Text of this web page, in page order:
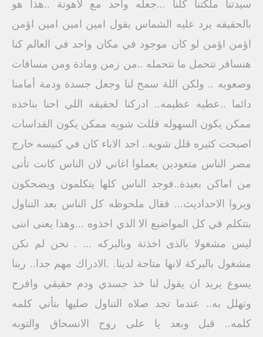
سيدتنا ملكتنا كلنا ...جعله واحد مع لاهوتة ..هذا هو
بالحقيقه يرد عليه الشماس يقول امين امين امين اؤمن
اؤمن اؤمن لو كان موجود في مكان واحد في العالم كنا
هنسافر نتحمل ما نتحمله ..من زمن ومادة ومن مسافات
وصعوبه .. ولكن اللة سمح لنا وجعل جسدة ودمة أمامنا
دائما ..عطيه عظيمه.. ادركنا لحقيقه اللي احنا بناخذه
ممكن يكون السهوله قللت شويه ممكن يكون القداسات
اصبحت كثيره قلل شويه.. احد الاباء كان في كنيسه خارج
مصر الناس متعودين يعملوا اغاني لان الناس كانت تأتى
من اماكن بعيدة..فوجد الناس كلها يتكلمون ويضحكون
ويروا الاحداديث... فقال ملحوظه كل الناس بعد التناول
بتتكلم في كل المواضيع الا الذي اخذوه ...وهذا يعنى اننى
ليس مشغولا بالذى اخذتة وبالبركه ... . نحن لم نكن
مشغول بالبركة لانها متاحة لدينا. .الادراك مهم جدا.. ربنا
يسوع يريد ان يقول لنا خذ جسدي ودم حقيقي وافرح
وتهلل به.. عندما تجد صلاه التناول صليها بتأني كلمه
كلمه.. قبل وبعد يا على روح الانسحاق والتوبه